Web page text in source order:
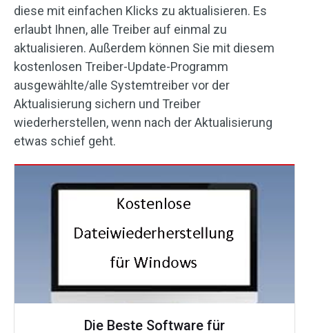
diese mit einfachen Klicks zu aktualisieren. Es
erlaubt Ihnen, alle Treiber auf einmal zu
aktualisieren. Außerdem können Sie mit diesem
kostenlosen Treiber-Update-Programm
ausgewählte/alle Systemtreiber vor der
Aktualisierung sichern und Treiber
wiederherstellen, wenn nach der Aktualisierung
etwas schief geht.
Die Beste Software für